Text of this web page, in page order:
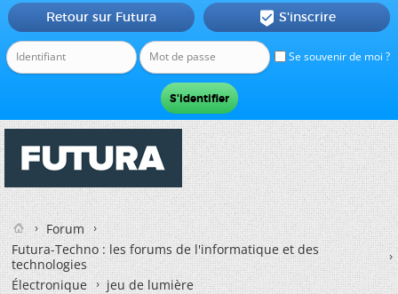
Se souvenir de moi ?
Retour sur Futura  S'inscrire
Forum
Futura-Techno : les forums de l'informatique et des
technologies
Électronique
jeu de lumière